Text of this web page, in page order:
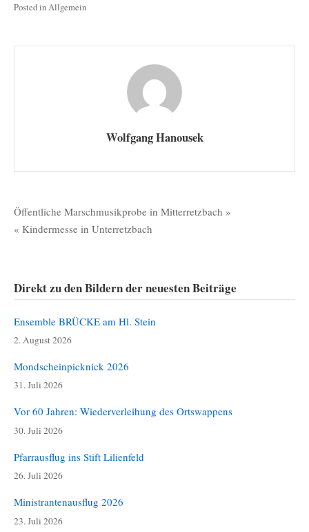
Posted inAllgemein
Wolfgang Hanousek
Beitragsnavigation
Öffentliche Marschmusikprobe in Mitterretzbach »
« Kindermesse in Unterretzbach
Direkt zu den Bildern der neuesten Beiträge
Ensemble BRÜCKE am Hl. Stein
2. August 2026
Mondscheinpicknick 2026
31. Juli 2026
Vor 60 Jahren: Wiederverleihung des Ortswappens
30. Juli 2026
Pfarrausflug ins Stift Lilienfeld
26. Juli 2026
Ministrantenausflug 2026
23. Juli 2026